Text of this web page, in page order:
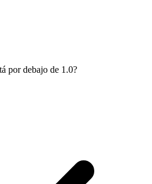
por debajo de 1.0?